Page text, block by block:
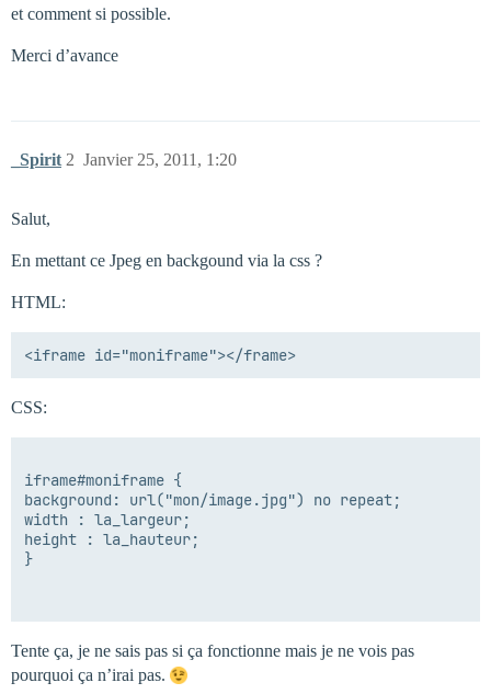
et comment si possible.
Merci d’avance
_Spirit Janvier 25, 2011, 1:20
2
Salut,
En mettant ce Jpeg en backgound via la css ?
HTML:
CSS:
iframe#moniframe {
background: url("mon/image.jpg") no repeat;
width : la_largeur;
height : la_hauteur;
}
Tente ça, je ne sais pas si ça fonctionne mais je ne vois pas
pourquoi ça n’irai pas.